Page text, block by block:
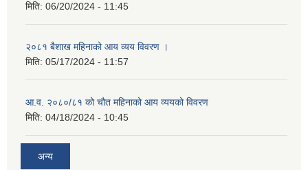
मिति: 06/20/2024 - 11:45
२०८१ बैशाख महिनाको आय व्यय विवरण ।
मिति: 05/17/2024 - 11:57
आ.व. २०८०/८१ को चौत महिनाको आय व्ययको विवरण
मिति: 04/18/2024 - 10:45
अन्य